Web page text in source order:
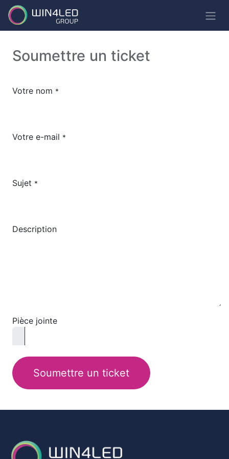
Soumettre un ticket
Votre nom *
Votre e-mail *
Sujet *
Description
Pièce jointe
Soumettre un ticket